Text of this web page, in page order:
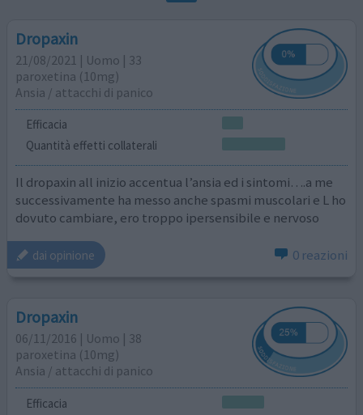
Dropaxin
21/08/2021 | Uomo | 33
paroxetina (10mg)
Ansia / attacchi di panico
Efficacia
Quantità effetti collaterali
Il dropaxin all inizio accentua l’ansia ed i sintomi….a me
successivamente ha messo anche spasmi muscolari e L ho
dovuto cambiare, ero troppo ipersensibile e nervoso
dai opinione 0 reazioni
Dropaxin
06/11/2016 | Uomo | 38
paroxetina (10mg)
Ansia / attacchi di panico
Efficacia